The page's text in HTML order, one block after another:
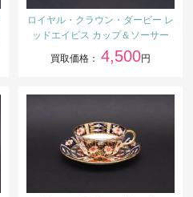
ロイヤル・クラウン・ダービー レ
ッドエイビス カップ＆ソーサー
買取価格： 4,500円